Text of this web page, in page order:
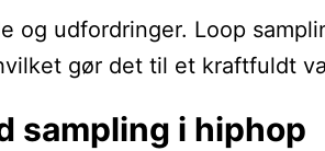
og udfordringer. Loop
gør det til et kraftfuldt
sampling i hiphop